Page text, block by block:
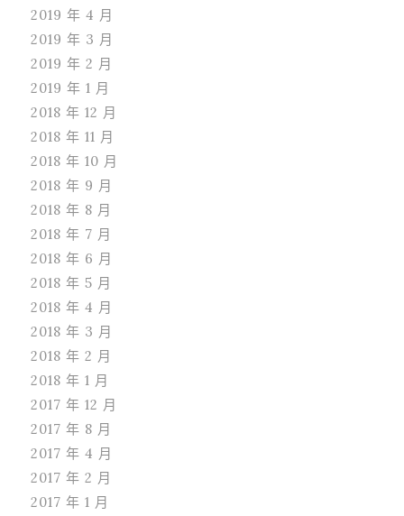
2019 年 4 月
2019 年 3 月
2019 年 2 月
2019 年 1 月
2018 年 12 月
2018 年 11 月
2018 年 10 月
2018 年 9 月
2018 年 8 月
2018 年 7 月
2018 年 6 月
2018 年 5 月
2018 年 4 月
2018 年 3 月
2018 年 2 月
2018 年 1 月
2017 年 12 月
2017 年 8 月
2017 年 4 月
2017 年 2 月
2017 年 1 月